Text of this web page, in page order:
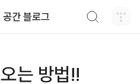
공간 블로그
는 방법!!